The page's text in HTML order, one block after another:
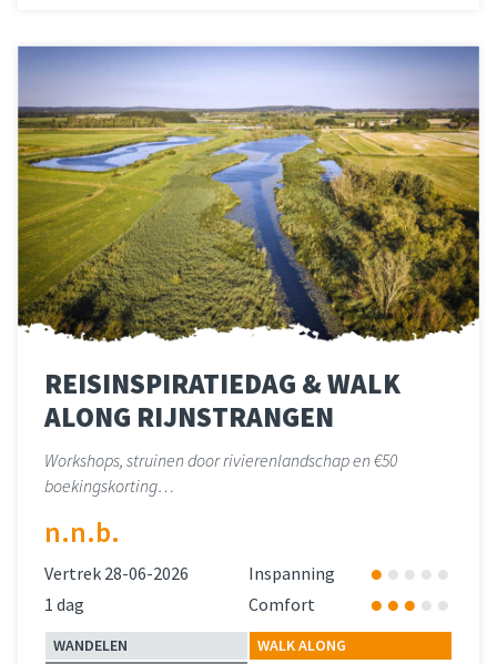
REISINSPIRATIEDAG & WALK
ALONG RIJNSTRANGEN
Workshops, struinen door rivierenlandschap en €50
boekingskorting…
n.n.b.
Vertrek 28-06-2026
Inspanning
1 dag
Comfort
WANDELEN
WALK ALONG